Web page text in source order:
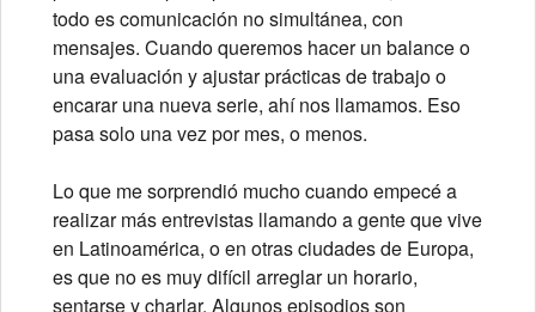
todo es comunicación no simultánea, con
mensajes. Cuando queremos hacer un balance o
una evaluación y ajustar prácticas de trabajo o
encarar una nueva serie, ahí nos llamamos. Eso
pasa solo una vez por mes, o menos.
Lo que me sorprendió mucho cuando empecé a
realizar más entrevistas llamando a gente que vive
en Latinoamérica, o en otras ciudades de Europa,
es que no es muy difícil arreglar un horario,
sentarse y charlar. Algunos episodios son